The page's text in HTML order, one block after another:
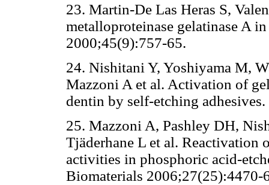
23. Martin-De Las Heras S,
metalloproteinase gelatinase A
2000;45(9):757-65.
24. Nishitani Y, Yoshiyama M,
Mazzoni A et al. Activation of
dentin by self-etching
25. Mazzoni A, Pashley DH,
Tjäderhane L et al. Reactivation
activities in phosphoric acid-
Biomaterials 2006;27(25):4470-